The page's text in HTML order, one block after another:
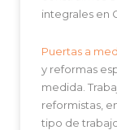
integrales en
Puertas a
y reformas
medida.
reformistas,
tipo de